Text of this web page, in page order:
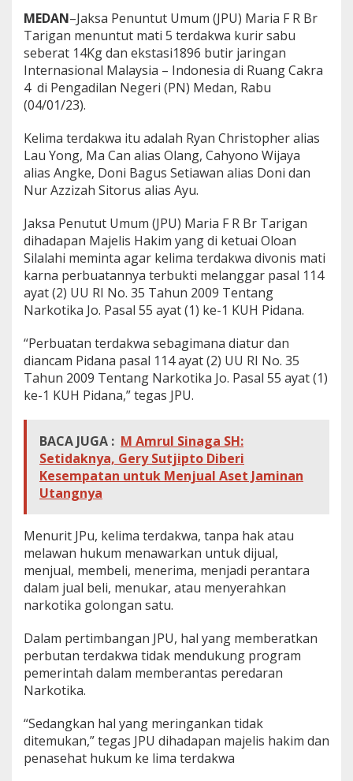
MEDAN–Jaksa Penuntut Umum (JPU) Maria F R Br
Tarigan menuntut mati 5 terdakwa kurir sabu
seberat 14Kg dan ekstasi1896 butir jaringan
Internasional Malaysia – Indonesia di Ruang Cakra
4 di Pengadilan Negeri (PN) Medan, Rabu
(04/01/23).
Kelima terdakwa itu adalah Ryan Christopher alias
Lau Yong, Ma Can alias Olang, Cahyono Wijaya
alias Angke, Doni Bagus Setiawan alias Doni dan
Nur Azzizah Sitorus alias Ayu.
Jaksa Penutut Umum (JPU) Maria F R Br Tarigan
dihadapan Majelis Hakim yang di ketuai Oloan
Silalahi meminta agar kelima terdakwa divonis mati
karna perbuatannya terbukti melanggar pasal 114
ayat (2) UU RI No. 35 Tahun 2009 Tentang
Narkotika Jo. Pasal 55 ayat (1) ke-1 KUH Pidana.
“Perbuatan terdakwa sebagimana diatur dan
diancam Pidana pasal 114 ayat (2) UU RI No. 35
Tahun 2009 Tentang Narkotika Jo. Pasal 55 ayat (1)
ke-1 KUH Pidana,” tegas JPU.
BACA JUGA : M Amrul Sinaga SH:
Setidaknya, Gery Sutjipto Diberi
Kesempatan untuk Menjual Aset Jaminan
Utangnya
Menurit JPu, kelima terdakwa, tanpa hak atau
melawan hukum menawarkan untuk dijual,
menjual, membeli, menerima, menjadi perantara
dalam jual beli, menukar, atau menyerahkan
narkotika golongan satu.
Dalam pertimbangan JPU, hal yang memberatkan
perbutan terdakwa tidak mendukung program
pemerintah dalam memberantas peredaran
Narkotika.
“Sedangkan hal yang meringankan tidak
ditemukan,” tegas JPU dihadapan majelis hakim dan
penasehat hukum ke lima terdakwa